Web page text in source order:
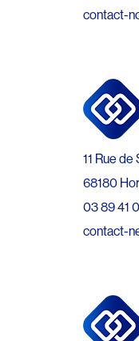
contact-
11 Rue
68180
03 89 41
contact-